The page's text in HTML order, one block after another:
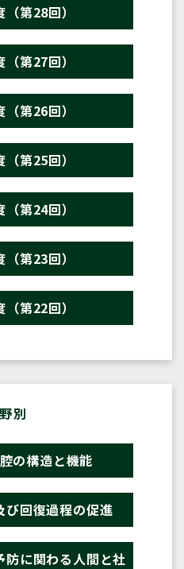
第28回）
第27回）
第26回）
第25回）
第24回）
第23回）
第22回）
別
の構造と機能
び回復過程の促進
に関わる人間と社